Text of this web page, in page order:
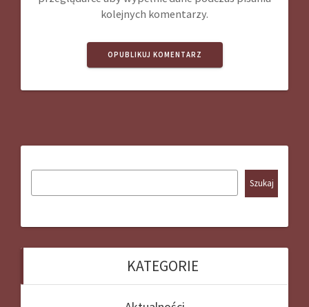
kolejnych komentarzy.
Szukaj
KATEGORIE